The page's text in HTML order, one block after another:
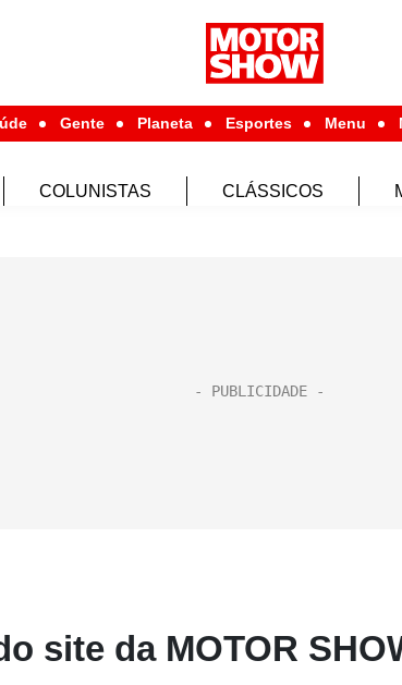
Gente Planeta Esportes Menu
COLUNISTAS CLÁSSICOS
site da MOTOR